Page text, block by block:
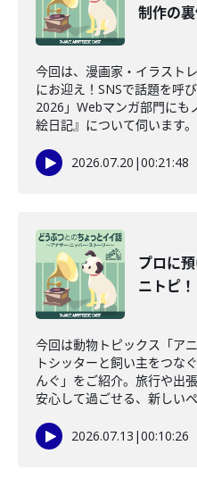
制作の
今回は、漫画家・イラスト
にお迎え！SNSで話題を呼
2026」Webマンガ部門にも
絵日記』について伺います
2026.07.20 |00:21:48
プロに
ニトピ
今回は動物トピックス「ア
トシッターと飼い主をつな
んぐ」をご紹介。旅行や出
安心して過ごせる、新しい
2026.07.13 |00:10:26